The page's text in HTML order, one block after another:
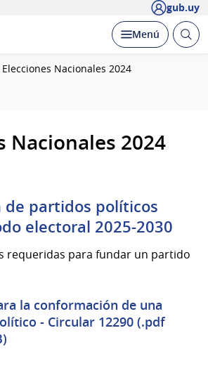
gub.uy
Desplegar
Menú Abrir
Elecciones Nacionales 2024
Nacionales 2024
de partidos políticos
electoral 2025-2030
requeridas para fundar un partido
la conformación de una
- Circular 12290 (.pdf